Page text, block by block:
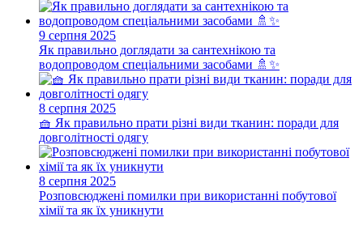
9 серпня 2025
Як правильно доглядати за сантехнікою та
водопроводом спеціальними засобами 🚿✨
8 серпня 2025
🧺 Як правильно прати різні види тканин: поради для
довголітності одягу
8 серпня 2025
Розповсюджені помилки при використанні побутової
хімії та як їх уникнути